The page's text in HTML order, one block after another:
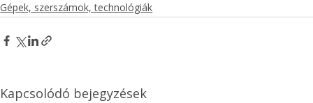
Gépek, szerszámok, technológiák
Kapcsolódó bejegyzések